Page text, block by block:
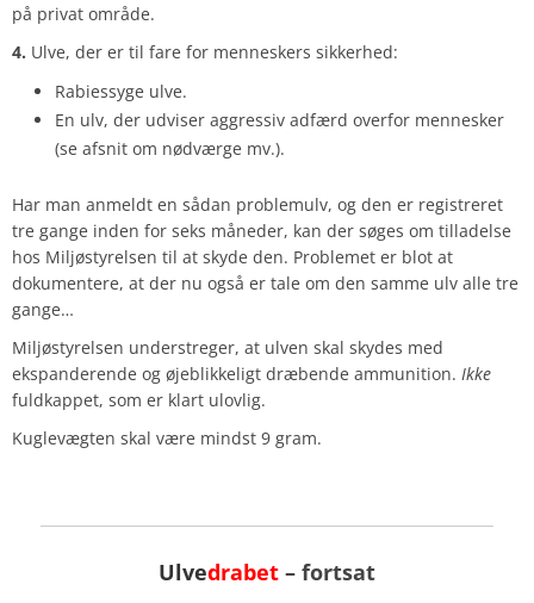
på privat område.
4. Ulve, der er til fare for menneskers sikkerhed:
Rabiessyge ulve.
En ulv, der udviser aggressiv adfærd overfor mennesker
(se afsnit om nødværge mv.).
Har man anmeldt en sådan problemulv, og den er registreret
tre gange inden for seks måneder, kan der søges om tilladelse
hos Miljøstyrelsen til at skyde den. Problemet er blot at
dokumentere, at der nu også er tale om den samme ulv alle tre
gange…
Miljøstyrelsen understreger, at ulven skal skydes med
ekspanderende og øjeblikkeligt dræbende ammunition. Ikke
fuldkappet, som er klart ulovlig.
Kuglevægten skal være mindst 9 gram.
Ulvedrabet – fortsat